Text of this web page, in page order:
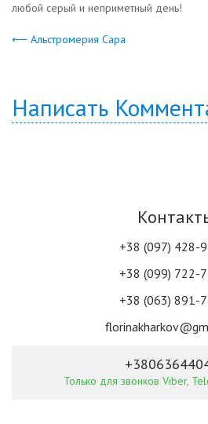
любой серый и неприметный день!
⟵ Альстромерия Сара
Написать
+38 (097) 428-
+38 (099) 722-
+38 (063) 891-
Только для звонков Viber,